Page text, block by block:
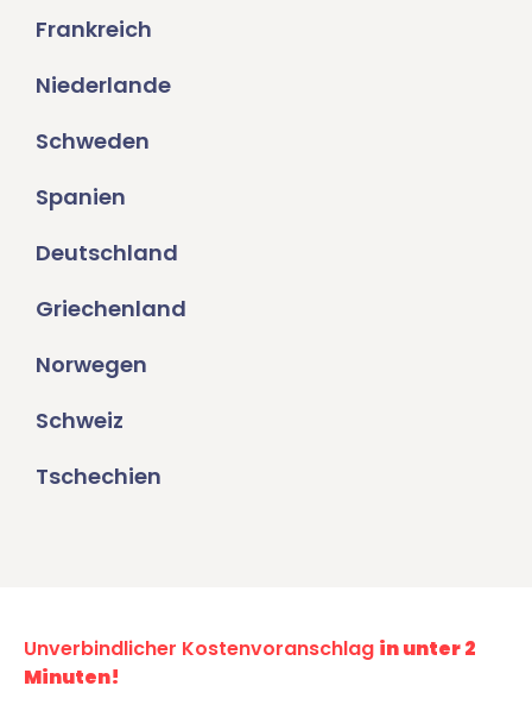
Frankreich
Niederlande
Schweden
Spanien
Deutschland
Griechenland
Norwegen
Schweiz
Tschechien
Unverbindlicher Kostenvoranschlag in unter 2
Minuten!